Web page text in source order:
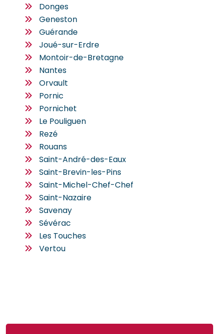
Donges
Geneston
Guérande
Joué-sur-Erdre
Montoir-de-Bretagne
Nantes
Orvault
Pornic
Pornichet
Le Pouliguen
Rezé
Rouans
Saint-André-des-Eaux
Saint-Brevin-les-Pins
Saint-Michel-Chef-Chef
Saint-Nazaire
Savenay
Sévérac
Les Touches
Vertou